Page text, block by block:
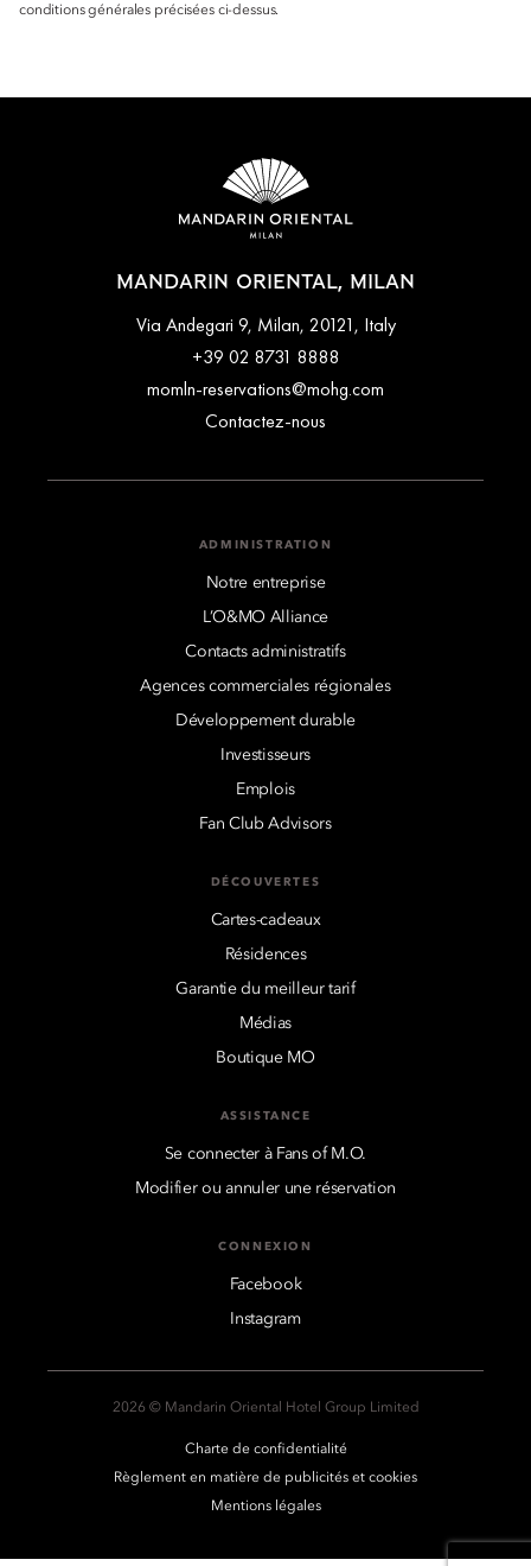
conditions générales précisées ci-dessus.
MANDARIN ORIENTAL, MILAN
Via Andegari 9, Milan, 20121, Italy
+39 02 8731 8888
momln-reservations@mohg.com
Contactez-nous
ADMINISTRATION
Notre entreprise
L’O&MO Alliance
Contacts administratifs
Agences commerciales régionales
Développement durable
Investisseurs
Emplois
Fan Club Advisors
DÉCOUVERTES
Cartes-cadeaux
Résidences
Garantie du meilleur tarif
Médias
Boutique MO
ASSISTANCE
Se connecter à Fans of M.O.
Modifier ou annuler une réservation
CONNEXION
Facebook
Instagram
2026 © Mandarin Oriental Hotel Group Limited
Charte de confidentialité
Règlement en matière de publicités et cookies
Mentions légales